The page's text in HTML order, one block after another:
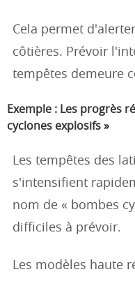
Cela permet
côtières. Prévoir
tempêtes demeure
Exemple : Les progrès
cyclones explosifs »
Les tempêtes des
s'intensifient
nom de « bombes
difficiles à prévoir.
Les modèles haute